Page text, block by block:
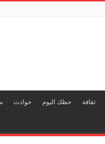
ثقافة حظك اليوم حوادث